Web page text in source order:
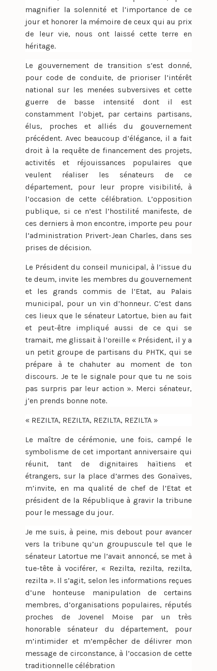
magnifier la solennité et l’importance de ce
jour et honorer la mémoire de ceux qui au prix
de leur vie, nous ont laissé cette terre en
héritage.
Le gouvernement de transition s’est donné,
pour code de conduite, de prioriser l’intérêt
national sur les menées subversives et cette
guerre de basse intensité dont il est
constamment l’objet, par certains partisans,
élus, proches et alliés du gouvernement
précédent. Avec beaucoup d’élégance, il a fait
droit à la requête de financement des projets,
activités et réjouissances populaires que
veulent réaliser les sénateurs de ce
département, pour leur propre visibilité, à
l’occasion de cette célébration. L’opposition
publique, si ce n’est l’hostilité manifeste, de
ces derniers à mon encontre, importe peu pour
l’administration Privert-Jean Charles, dans ses
prises de décision.
Le Président du conseil municipal, à l’issue du
te deum, invite les membres du gouvernement
et les grands commis de l’Etat, au Palais
municipal, pour un vin d’honneur. C’est dans
ces lieux que le sénateur Latortue, bien au fait
et peut-être impliqué aussi de ce qui se
tramait, me glissait à l’oreille « Président, il y a
un petit groupe de partisans du PHTK, qui se
prépare à te chahuter au moment de ton
discours. Je te le signale pour que tu ne sois
pas surpris par leur action ». Merci sénateur,
j’en prends bonne note.
« REZILTA, REZILTA, REZILTA, REZILTA »
Le maître de cérémonie, une fois, campé le
symbolisme de cet important anniversaire qui
réunit, tant de dignitaires haïtiens et
étrangers, sur la place d’armes des Gonaïves,
m’invite, en ma qualité de chef de l’Etat et
président de la République à gravir la tribune
pour le message du jour.
Je me suis, à peine, mis debout pour avancer
vers la tribune qu’un groupuscule tel que le
sénateur Latortue me l’avait annoncé, se met à
tue-tête à vociférer, « Rezilta, rezilta, rezilta,
rezilta ». Il s’agit, selon les informations reçues
d’une honteuse manipulation de certains
membres, d’organisations populaires, réputés
proches de Jovenel Moise par un très
honorable sénateur du département, pour
m’intimider et m’empêcher de délivrer mon
message de circonstance, à l’occasion de cette
traditionnelle célébration